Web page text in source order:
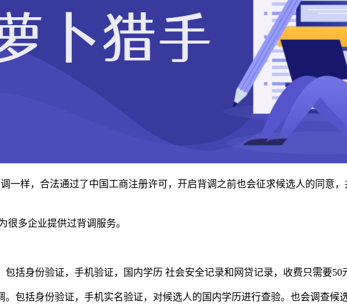
一样，合法通过了中国工商注册许可，开启背调之前也会征求候选人的同意
很多企业提供过背调服务。
括身份验证，手机验证，国内学历 社会安全记录和网贷记录，收费只需要50
。包括身份验证，手机实名验证，对候选人的国内学历进行查验。也会调查